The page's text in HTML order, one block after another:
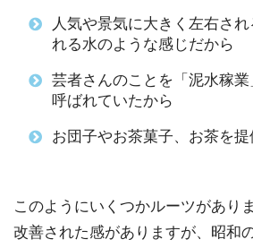
人気や景気に大きく左右さ
れる水のような感じだから
芸者さんのことを「泥水稼
呼ばれていたから
お団子やお茶菓子、お茶を
このようにいくつかルーツがあり
改善された感がありますが、昭和